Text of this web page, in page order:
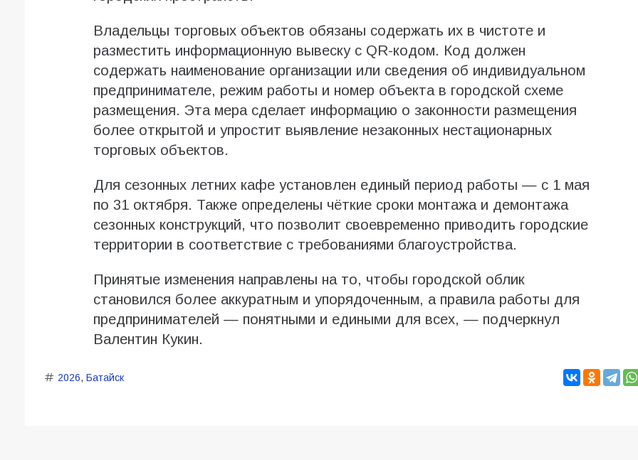
Владельцы торговых объектов обязаны содержать их в чистоте и
разместить информационную вывеску с QR-кодом. Код должен
содержать наименование организации или сведения об индивидуальном
предпринимателе, режим работы и номер объекта в городской схеме
размещения. Эта мера сделает информацию о законности размещения
более открытой и упростит выявление незаконных нестационарных
торговых объектов.
Для сезонных летних кафе установлен единый период работы — с 1 мая
по 31 октября. Также определены чёткие сроки монтажа и демонтажа
сезонных конструкций, что позволит своевременно приводить городские
территории в соответствие с требованиями благоустройства.
Принятые изменения направлены на то, чтобы городской облик
становился более аккуратным и упорядоченным, а правила работы для
предпринимателей — понятными и едиными для всех, — подчеркнул
Валентин Кукин.
2026, Батайск